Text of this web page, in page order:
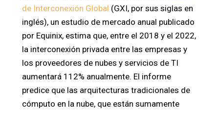
de Interconexión Global (GXI, por sus siglas en
inglés), un estudio de mercado anual publicado
por Equinix, estima que, entre el 2018 y el 2022,
la interconexión privada entre las empresas y
los proveedores de nubes y servicios de TI
aumentará 112% anualmente. El informe
predice que las arquitecturas tradicionales de
cómputo en la nube, que están sumamente